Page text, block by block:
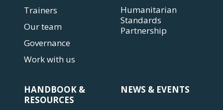
Trainers
Our team
Governance
Work with us
Humanitarian
Standards
Partnership
HANDBOOK &
RESOURCES
NEWS & EVENTS